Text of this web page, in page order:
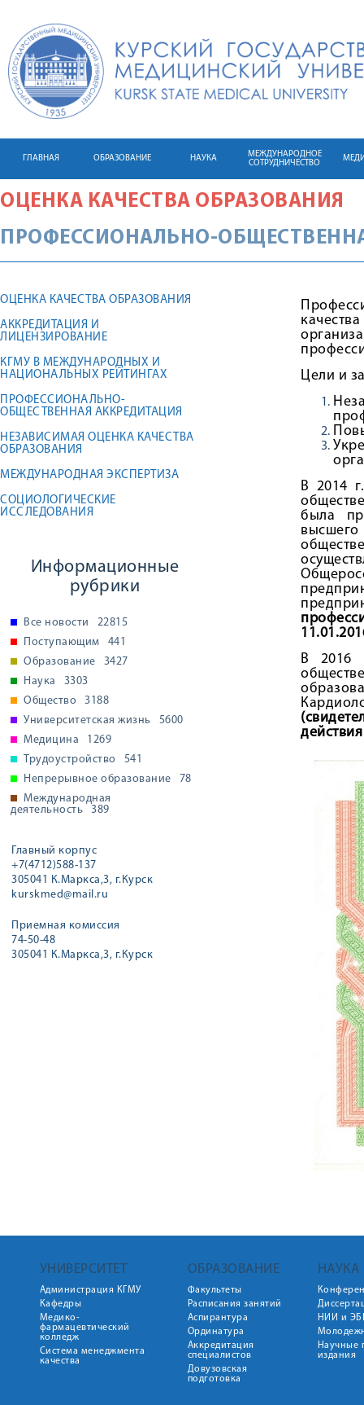
ГЛАВНАЯ ОБРАЗОВАНИЕ НАУКА
МЕЖДУНАРОДНОЕ
СОТРУДНИЧЕСТВО
ОЦЕНКА КАЧЕСТВА ОБРАЗОВАНИЯ
ПРОФЕССИОНАЛЬНО-
ОЦЕНКА КАЧЕСТВА ОБРАЗОВАНИЯ
АККРЕДИТАЦИЯ И
ЛИЦЕНЗИРОВАНИЕ
КГМУ В МЕЖДУНАРОДНЫХ И
НАЦИОНАЛЬНЫХ РЕЙТИНГАХ
ПРОФЕССИОНАЛЬНО-
ОБЩЕСТВЕННАЯ АККРЕДИТАЦИЯ
НЕЗАВИСИМАЯ ОЦЕНКА КАЧЕСТВА
ОБРАЗОВАНИЯ
МЕЖДУНАРОДНАЯ ЭКСПЕРТИЗА
СОЦИОЛОГИЧЕСКИЕ
ИССЛЕДОВАНИЯ
Информационные
рубрики
Все новости
22815
Поступающим
441
Образование
3427
Наука
3303
Общество
3188
Университетская жизнь
5600
Медицина
1269
Трудоустройство
541
Непрерывное образование
78
Международная
деятельность
389
Главный корпус
+7(4712)588-137
305041 К.Маркса,3, г.Курск
kurskmed@mail.ru
Приемная комиссия
74-50-48
305041 К.Маркса,3, г.Курск
Цели и
В 2014
была
В 2016
УНИВЕРСИТЕТ
Администрация КГМУ
Кафедры
Медико-
фармацевтический
колледж
Система менеджмента
качества
ОБРАЗОВАНИЕ
Факультеты
Расписания занятий
Аспирантура
Ординатура
Аккредитация
специалистов
Довузовская
подготовка
НАУКА
НИИ и
Научные
издания